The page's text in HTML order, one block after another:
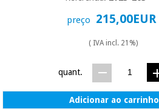
preço 215,00EUR
( IVA incl. 21%)
quant.
Adicionar ao carrinho